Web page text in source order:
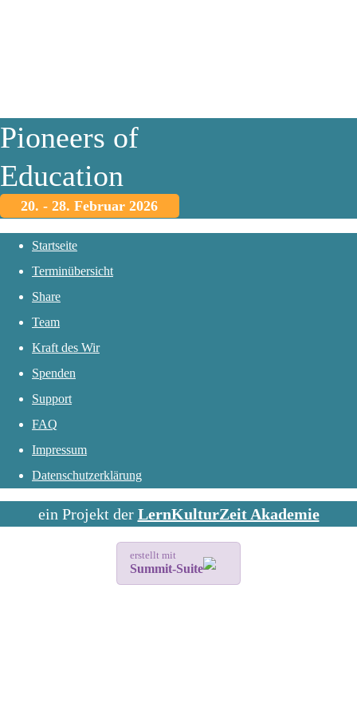
Pioneers of
Education
20. - 28. Februar 2026
Startseite
Terminübersicht
Share
Team
Kraft des Wir
Spenden
Support
FAQ
Impressum
Datenschutzerklärung
ein Projekt der LernKulturZeit Akademie
erstellt mit
Summit-Suite